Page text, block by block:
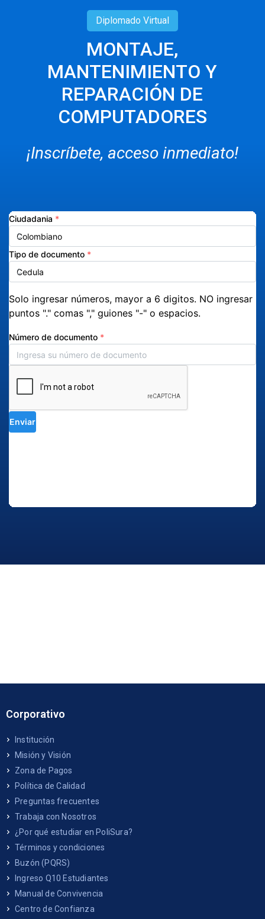
Diplomado Virtual
MONTAJE,
MANTENIMIENTO Y
REPARACIÓN DE
COMPUTADORES
¡Inscríbete, acceso inmediato!
Corporativo
Institución
Misión y Visión
Zona de Pagos
Política de Calidad
Preguntas frecuentes
Trabaja con Nosotros
¿Por qué estudiar en PoliSura?
Términos y condiciones
Buzón (PQRS)
Ingreso Q10 Estudiantes
Manual de Convivencia
Centro de Confianza